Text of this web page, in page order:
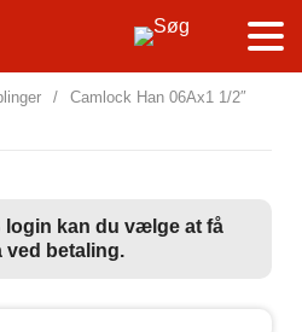
/
Camlock Han 06Ax1 1/2″
login kan du vælge at få
ved betaling.